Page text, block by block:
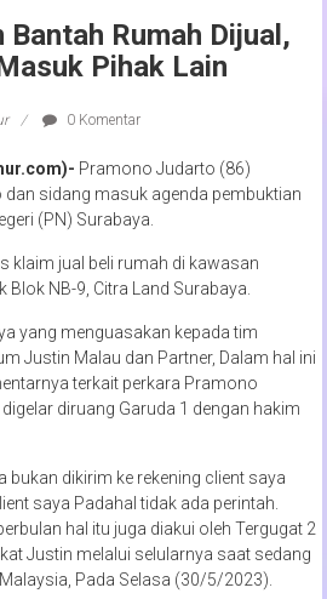
Bantah Rumah Dijual,
Pihak Lain
0 Komentar
Pramono Judarto (86)
sidang masuk agenda pembuktian
(PN) Surabaya.
klaim jual beli rumah di kawasan
NB-9, Citra Land Surabaya.
yang menguasakan kepada tim
Justin Malau dan Partner, Dalam hal ini
terkait perkara Pramono
diruang Garuda 1 dengan hakim
bukan dikirim ke rekening client saya
saya Padahal tidak ada perintah.
hal itu juga diakui oleh Tergugat 2
Justin melalui selularnya saat sedang
Pada Selasa (30/5/2023).